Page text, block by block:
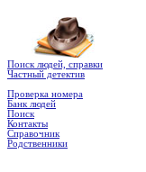
Поиск людей, справки
Частный детектив
Проверка номера
Банк людей
Поиск
Контакты
Справочник
Родственники